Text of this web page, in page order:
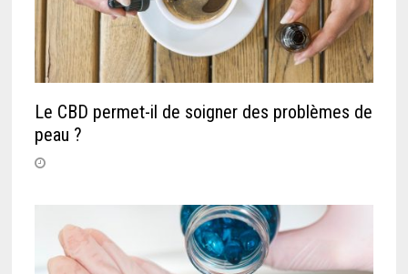
Le CBD permet-il de soigner des problèmes de
peau ?